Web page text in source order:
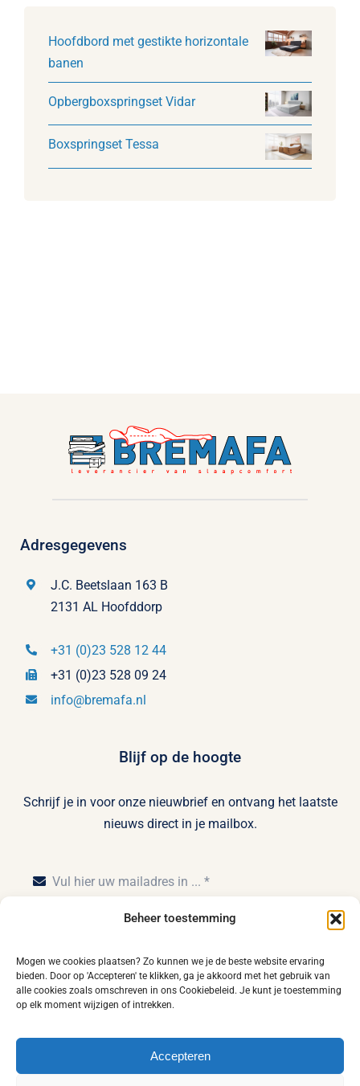
Beheer toestemming
Mogen we cookies plaatsen? Zo kunnen we je de beste website ervaring
bieden. Door op 'Accepteren' te klikken, ga je akkoord met het gebruik van
alle cookies zoals omschreven in ons Cookiebeleid. Je kunt je toestemming
op elk moment wijzigen of intrekken.
Accepteren
Hoofdbord met gestikte horizontale
banen
Opbergboxspringset Vidar
Boxspringset Tessa
Adresgegevens
J.C. Beetslaan 163 B
2131 AL Hoofddorp
+31 (0)23 528 12 44
+31 (0)23 528 09 24
info@bremafa.nl
Blijf op de hoogte
Schrijf je in voor onze nieuwbrief en ontvang het laatste
nieuws direct in je mailbox.
Home Privacy statement
Disclaimer
Leveringsvoorwaarden
Algemene voorwaarden